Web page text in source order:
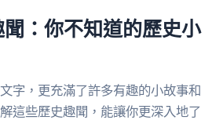
：你不知道的歷史小
字，更充滿了許多有趣的小故事和
這些歷史趣聞，能讓你更深入地了